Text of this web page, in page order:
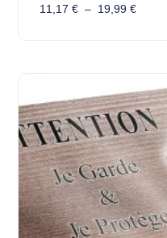
11,17 € – 19,99 €